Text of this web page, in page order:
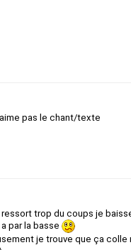
pas le chant/texte
trop du coups je
par la basse
je trouve que ça colle